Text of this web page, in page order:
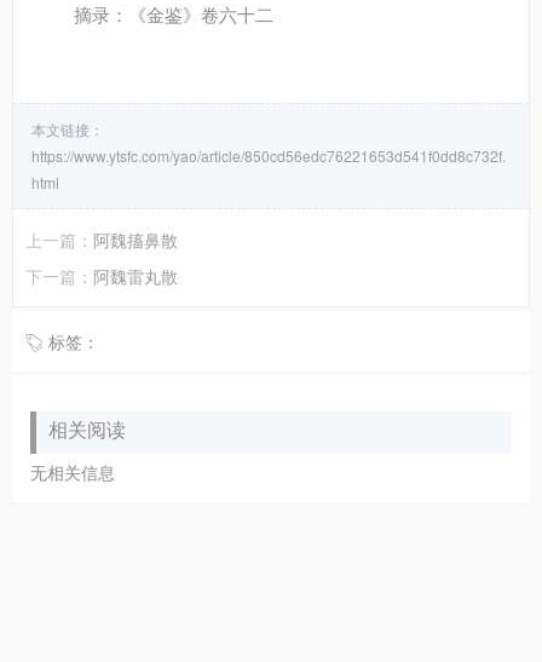
摘录 ：《金鉴》卷六十二
本文链接：
https://www.ytsfc.com/yao/article/850cd56edc76221653d541f0dd8c732f.
html
上一篇： 阿魏搐鼻散
下一篇： 阿魏雷丸散
标签：
相关阅读
无相关信息